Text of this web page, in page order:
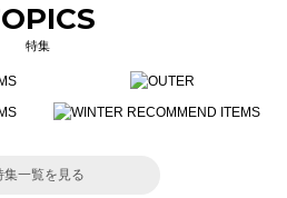
特集
集一覧を見る